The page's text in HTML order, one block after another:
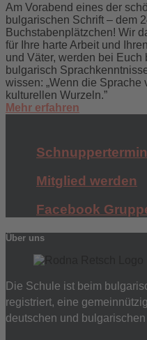
Am Vorabend eines der
bulgarischen Schrift – dem
Buchstabenplätzchen! Wir
für Ihre harte Arbeit und
und Väter, werden bei
bulgarisch
wissen: „Wenn die
kulturellen Wurzeln.”
Mehr erfahren
Mitglied werden
Facebook
Über uns
Die Schule ist beim
registriert, eine
deutschen und